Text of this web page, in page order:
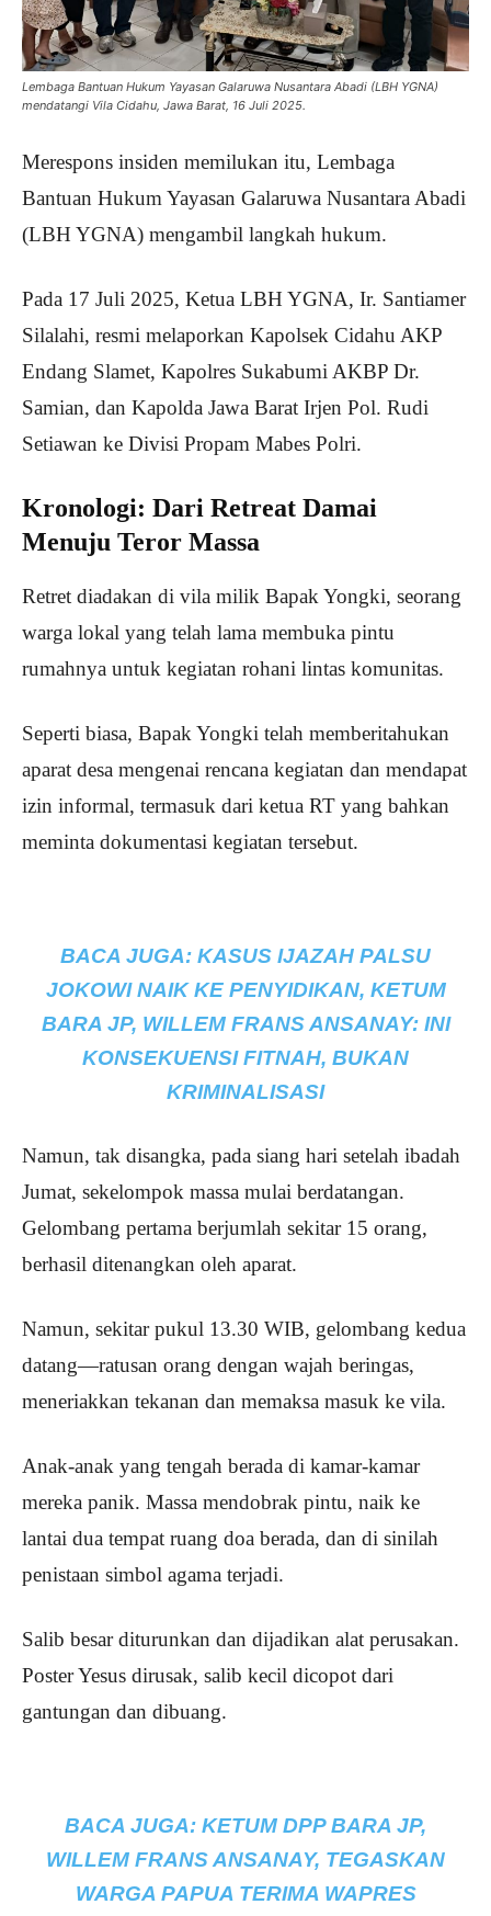
Lembaga Bantuan Hukum Yayasan Galaruwa Nusantara Abadi (LBH YGNA)
mendatangi Vila Cidahu, Jawa Barat, 16 Juli 2025.
Merespons insiden memilukan itu, Lembaga
Bantuan Hukum Yayasan Galaruwa Nusantara Abadi
(LBH YGNA) mengambil langkah hukum.
Pada 17 Juli 2025, Ketua LBH YGNA, Ir. Santiamer
Silalahi, resmi melaporkan Kapolsek Cidahu AKP
Endang Slamet, Kapolres Sukabumi AKBP Dr.
Samian, dan Kapolda Jawa Barat Irjen Pol. Rudi
Setiawan ke Divisi Propam Mabes Polri.
Kronologi: Dari Retreat Damai
Menuju Teror Massa
Retret diadakan di vila milik Bapak Yongki, seorang
warga lokal yang telah lama membuka pintu
rumahnya untuk kegiatan rohani lintas komunitas.
Seperti biasa, Bapak Yongki telah memberitahukan
aparat desa mengenai rencana kegiatan dan mendapat
izin informal, termasuk dari ketua RT yang bahkan
meminta dokumentasi kegiatan tersebut.
BACA JUGA: KASUS IJAZAH PALSU
JOKOWI NAIK KE PENYIDIKAN, KETUM
BARA JP, WILLEM FRANS ANSANAY: INI
KONSEKUENSI FITNAH, BUKAN
KRIMINALISASI
Namun, tak disangka, pada siang hari setelah ibadah
Jumat, sekelompok massa mulai berdatangan.
Gelombang pertama berjumlah sekitar 15 orang,
berhasil ditenangkan oleh aparat.
Namun, sekitar pukul 13.30 WIB, gelombang kedua
datang—ratusan orang dengan wajah beringas,
meneriakkan tekanan dan memaksa masuk ke vila.
Anak-anak yang tengah berada di kamar-kamar
mereka panik. Massa mendobrak pintu, naik ke
lantai dua tempat ruang doa berada, dan di sinilah
penistaan simbol agama terjadi.
Salib besar diturunkan dan dijadikan alat perusakan.
Poster Yesus dirusak, salib kecil dicopot dari
gantungan dan dibuang.
BACA JUGA: KETUM DPP BARA JP,
WILLEM FRANS ANSANAY, TEGASKAN
WARGA PAPUA TERIMA WAPRES